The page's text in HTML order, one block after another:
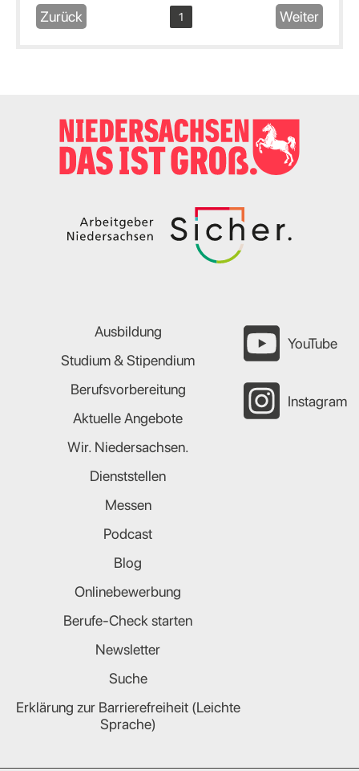
Zurück 1 Weiter
Ausbildung
Studium & Stipendium
Berufsvorbereitung
Aktuelle Angebote
Wir. Niedersachsen.
Dienststellen
Messen
Podcast
Blog
Onlinebewerbung
Berufe-Check starten
Newsletter
Suche
Erklärung zur Barrierefreiheit (Leichte
Sprache)
YouTube
Instagram